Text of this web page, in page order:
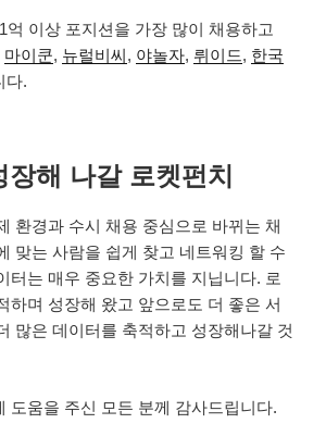
억 이상 포지션을 가장 많이 채용하고
마이쿤, 뉴럴비씨, 야놀자, 뤼이드, 한국
다.
해 나갈 로켓펀치
환경과 수시 채용 중심으로 바뀌는 채
맞는 사람을 쉽게 찾고 네트워킹 할 수
터는 매우 중요한 가치를 지닙니다. 로
하며 성장해 왔고 앞으로도 더 좋은 서
많은 데이터를 축적하고 성장해나갈 것
도움을 주신 모든 분께 감사드립니다.